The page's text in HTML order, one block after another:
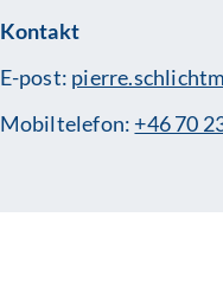
Kontakt
E-post:
Mobiltelefon: +46 70